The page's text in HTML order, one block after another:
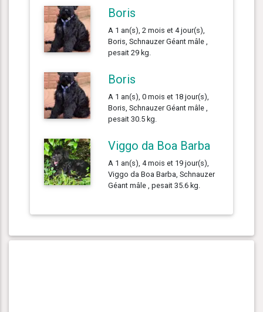
Boris
A 1 an(s), 2 mois et 4 jour(s),
Boris, Schnauzer Géant mâle ,
pesait 29 kg.
Boris
A 1 an(s), 0 mois et 18 jour(s),
Boris, Schnauzer Géant mâle ,
pesait 30.5 kg.
Viggo da Boa Barba
A 1 an(s), 4 mois et 19 jour(s),
Viggo da Boa Barba, Schnauzer
Géant mâle , pesait 35.6 kg.